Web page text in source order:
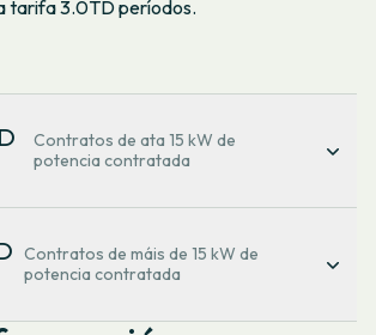
tarifa 3.0TD períodos.
Contratos de ata 15 kW de
potencia contratada
diferentes horarios que
Contratos de máis de 15 kW de
potencia contratada